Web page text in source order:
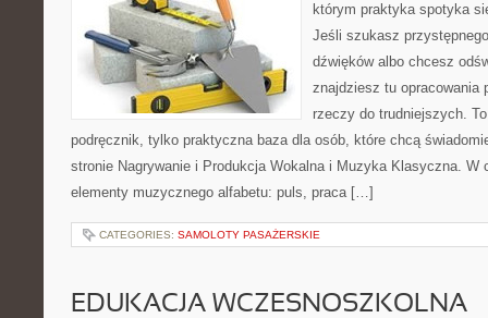
którym praktyka spotyka
Jeśli szukasz
dźwięków albo chcesz
znajdziesz tu opracowania
rzeczy do trudniejszych.
podręcznik, tylko praktyczna baza dla osób, które chcą
stronie Nagrywanie i Produkcja Wokalna i Muzyka Klasyczna. W
elementy muzycznego alfabetu: puls, praca […]
CATEGORIES: SAMOLOTY PASAŻERSKIE
EDUKACJA WCZESNOSZKOLNA